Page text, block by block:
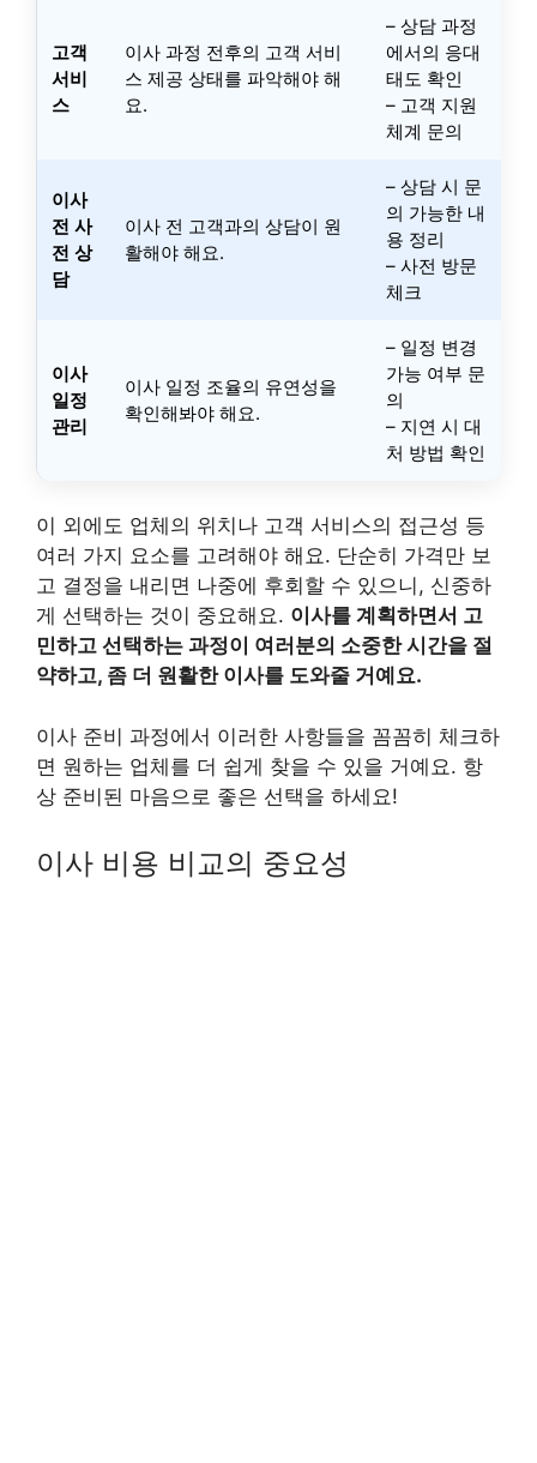
고객
서비
스
이사 과정 전후의 고객 서비
스 제공 상태를 파악해야 해
요.
– 상담 과정
에서의 응대
태도 확인
– 고객 지원
체계 문의
이사
전 사
전 상
담
이사 전 고객과의 상담이 원
활해야 해요.
– 상담 시 문
의 가능한 내
용 정리
– 사전 방문
체크
이사
일정
관리
이사 일정 조율의 유연성을
확인해봐야 해요.
– 일정 변경
가능 여부 문
의
– 지연 시 대
처 방법 확인
이 외에도 업체의 위치나 고객 서비스의 접근성 등
여러 가지 요소를 고려해야 해요. 단순히 가격만 보
고 결정을 내리면 나중에 후회할 수 있으니, 신중하
게 선택하는 것이 중요해요. 이사를 계획하면서 고
민하고 선택하는 과정이 여러분의 소중한 시간을 절
약하고, 좀 더 원활한 이사를 도와줄 거예요.
이사 준비 과정에서 이러한 사항들을 꼼꼼히 체크하
면 원하는 업체를 더 쉽게 찾을 수 있을 거예요. 항
상 준비된 마음으로 좋은 선택을 하세요!
이사 비용 비교의 중요성